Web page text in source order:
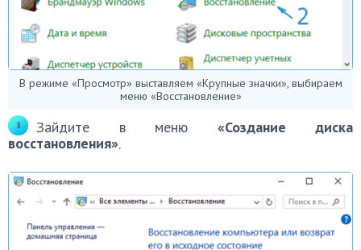
В режиме «Просмотр» выставляем «Крупные значки», выбираем
меню «Восстановление»
Зайдите в меню «Создание диска
восстановления».